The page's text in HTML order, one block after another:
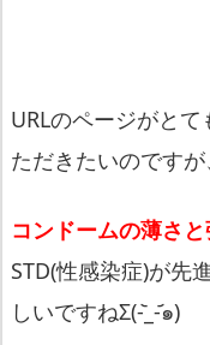
URLのページがと
ただきたいのですが
コンドームの薄さ
STD(性感染症)が先
しいですねΣ(-᷅_-᷄๑)